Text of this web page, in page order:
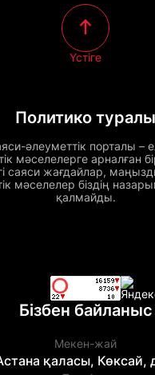
Политико туралы
әлеуметтік порталы –
мәселелерге арналған
саяси жағдайлар,
мәселелер біздің
қалмайды.
Үстіге
Бізбен байланыс
Мекен-жай
қаласы, Көксай,